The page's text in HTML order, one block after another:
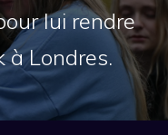
lui rendre
à Londres.